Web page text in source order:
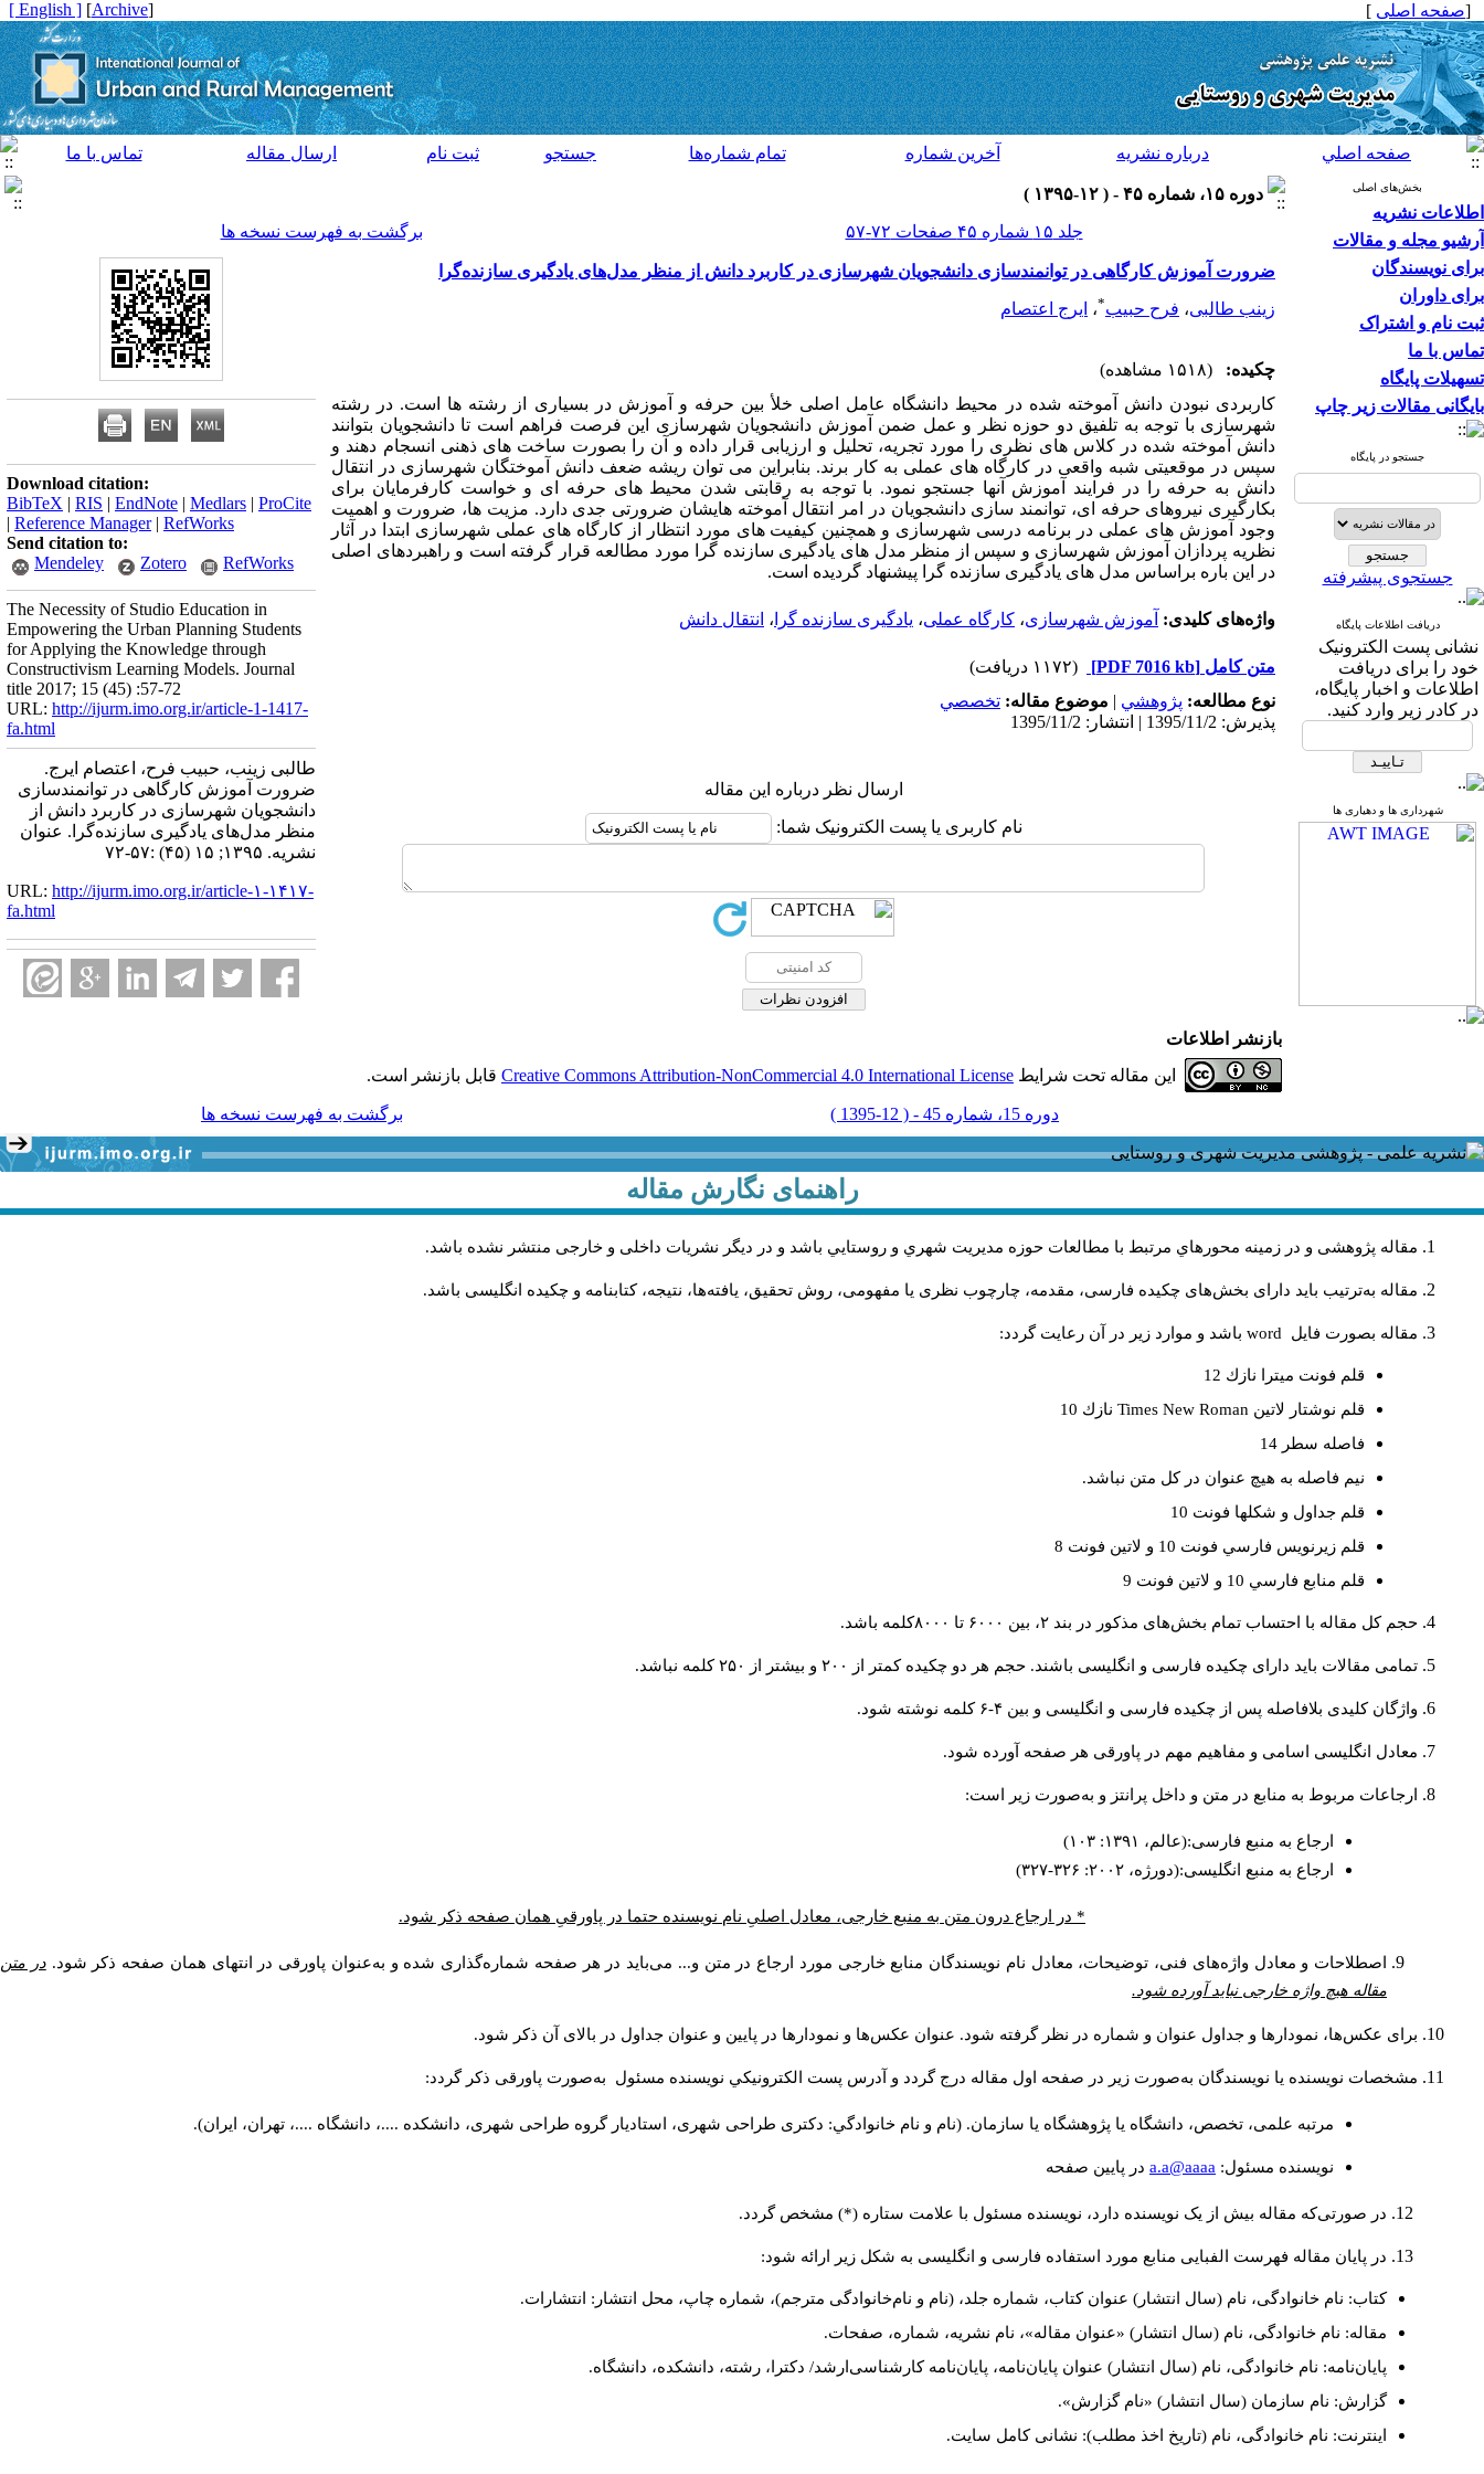
[صفحه اصلی ]
[
Archive
]
[ English ]
صفحه اصلي درباره نشريه آخرين شماره تمام شماره‌ها جستجو ثبت نام ارسال مقاله تماس با ما
بخش‌های اصلی
اطلاعات نشریه
آرشیو مجله و مقالات
برای نویسندگان
برای داوران
ثبت نام و اشتراک
تماس با ما
تسهیلات پایگاه
بایگانی مقالات زیر چاپ
جستجو در پایگاه
جستجوی پیشرفته
دریافت اطلاعات پایگاه
نشانی پست الکترونیک
خود را برای دریافت
اطلاعات و اخبار پایگاه،
در کادر زیر وارد کنید.
شهرداری ها و دهیاری ها
دوره ۱۵، شماره ۴۵ - ( ۱۲-۱۳۹۵ )
جلد ۱۵ شماره ۴۵ صفحات ۷۲-۵۷
برگشت به فهرست نسخه ها
ضرورت آموزش کارگاهی در توانمندسازی دانشجویان شهرسازی در کاربرد دانش از منظر مدل‌های یادگیری سازنده‌گرا
زینب طالبی، فرح حبیب*، ایرج اعتصام
چکیده:
(۱۵۱۸ مشاهده)
کاربردی نبودن دانش آموخته شده در محیط دانشگاه عامل اصلی خلأ بین حرفه و آموزش در بسیاری از رشته ها است. در رشته
شهرسازی با توجه به تلفیق دو حوزه نظر و عمل ضمن آموزش دانشجویان شهرسازی این فرصت فراهم است تا دانشجویان بتوانند
دانش آموخته شده در کلاس های نظری را مورد تجریه، تحلیل و ارزیابی قرار داده و آن را بصورت ساخت های ذهنی انسجام دهند و
سپس در موقعیتی شبه واقعی در کارگاه های عملی به کار برند. بنابراین می توان ریشه ضعف دانش آموختگان شهرسازی در انتقال
دانش به حرفه را در فرایند آموزش آنها جستجو نمود. با توجه به رقابتی شدن محیط های حرفه ای و خواست کارفرمایان برای
بکارگیری نیروهای حرفه ای، توانمند سازی دانشجویان در امر انتقال آموخته هایشان ضرورتی جدی دارد. مزیت ها، ضرورت و اهمیت
وجود آموزش های عملی در برنامه درسی شهرسازی و همچنین کیفیت های مورد انتظار از کارگاه های عملی شهرسازی ابتدا در آثار
نظریه پردازان آموزش شهرسازی و سپس از منظر مدل های یادگیری سازنده گرا مورد مطالعه قرار گرفته است و راهبردهای اصلی
در این باره براساس مدل های یادگیری سازنده گرا پیشنهاد گردیده است.
واژه‌های کلیدی: آموزش شهرسازی، کارگاه عملی، یادگیری سازنده گرا ، انتقال دانش
متن کامل [PDF 7016 kb]
(۱۱۷۲ دریافت)
نوع مطالعه: پژوهشي | موضوع مقاله: تخصصي
پذیرش: 1395/11/2 | انتشار: 1395/11/2
ارسال نظر درباره این مقاله
نام کاربری یا پست الکترونیک شما:
Download citation:
BibTeX | RIS | EndNote | Medlars | ProCite
| Reference Manager| RefWorks
Send citation to:
Mendeley
Zotero RefWorks
The Necessity of Studio Education in
Empowering the Urban Planning Students
for Applying the Knowledge through
Constructivism Learning Models. Journal
title 2017; 15 (45) :57-72
URL: http://ijurm.imo.org.ir/article-1-1417-
fa.html
طالبی زینب، حبیب فرح، اعتصام ایرج.
ضرورت آموزش کارگاهی در توانمندسازی
دانشجویان شهرسازی در کاربرد دانش از
منظر مدل‌های یادگیری سازنده‌گرا. عنوان
نشریه. ۱۳۹۵; ۱۵ (۴۵) :۵۷-۷۲
URL: http://ijurm.imo.org.ir/article-۱-۱۴۱۷-
fa.html
بازنشر اطلاعات
این مقاله تحت شرایط Creative Commons Attribution-NonCommercial 4.0 International License قابل بازنشر است.
دوره 15، شماره 45 - ( 12-1395 ) برگشت به فهرست نسخه ها
راهنمای نگارش مقاله
مقاله پژوهشی و در زمینه محورهاي مرتبط با مطالعات حوزه مديريت شهري و روستايي باشد و در دیگر نشریات داخلی و خارجی منتشر نشده باشد.
مقاله به‌ترتیب باید دارای بخش‌های چکیده فارسی، مقدمه، چارچوب نظری یا مفهومی، روش تحقیق، یافته‌ها، نتیجه، کتابنامه و چکیده انگلیسی باشد.
مقاله بصورت فايل word باشد و موارد زير در آن رعايت گردد:
قلم فونت ميترا نازك 12
قلم نوشتار لاتين Times New Roman نازك 10
فاصله سطر 14
نيم فاصله به هيچ عنوان در كل متن نباشد.
قلم جداول و شكلها فونت 10
قلم زيرنويس فارسي فونت 10 و لاتين فونت 8
قلم منابع فارسي 10 و لاتين فونت 9
حجم کل مقاله با احتساب تمام بخش‌های مذکور در بند ۲، بین ۶۰۰۰ تا ۸۰۰۰کلمه باشد.
تمامی مقالات باید دارای چکیده فارسی و انگلیسی باشند. حجم هر دو چکیده کمتر از ۲۰۰ و بیشتر از ۲۵۰ کلمه نباشد.
واژگان کلیدی بلافاصله پس از چکیده فارسی و انگلیسی و بین ۴-۶ کلمه نوشته شود.
معادل انگلیسی اسامی و مفاهیم مهم در پاورقی هر صفحه آورده شود.
ارجاعات مربوط به منابع در متن و داخل پرانتز و به‌صورت زیر است:
ارجاع به منبع فارسی:(عالم، ۱۳۹۱: ۱۰۳)
ارجاع به منبع انگلیسی:(دورژه، ۲۰۰۲: ۳۲۶-۳۲۷)
* در ارجاع درون متن به منبع خارجی، معادل اصلیِ نام نویسنده حتما در پاورقیِ همان صفحه ذکر شود.
اصطلاحات و معادل واژه‌های فنی، توضیحات، معادل نام نویسندگان منابع خارجی مورد ارجاع در متن و... می‌باید در هر صفحه شماره‌گذاری شده و به‌عنوان پاورقی در انتهای همان صفحه ذکر شود. در متن
مقاله هیچ واژه خارجی نباید آورده شود.
برای عکس‌ها، نمودارها و جداول عنوان و شماره در نظر گرفته شود. عنوان عکس‌ها و نمودارها در پایین و عنوان جداول در بالای آن ذکر شود.
مشخصات نویسنده یا نویسندگان به‌صورت زیر در صفحه اول مقاله درج گردد و آدرس پست الكترونيكي نويسنده مسئول به‌صورت پاورقی ذکر گردد:
مرتبه علمی، تخصص، دانشگاه یا پژوهشگاه یا سازمان. (نام و نام خانوادگي: دکتری طراحی شهری، استادیار گروه طراحی شهری، دانشکده ....، دانشگاه ....، تهران، ایران).
نويسنده مسئول: a.a@aaaa در پايين صفحه
در صورتی‌که مقاله بیش از یک نویسنده دارد، نویسنده مسئول با علامت ستاره (*) مشخص گردد.
در پایان مقاله فهرست الفبایی منابع مورد استفاده فارسی و انگلیسی به شکل زیر ارائه شود:
کتاب: نام خانوادگی، نام (سال انتشار) عنوان کتاب، شماره جلد، (نام و نام‌خانوادگی مترجم)، شماره چاپ، محل انتشار: انتشارات.
مقاله: نام خانوادگی، نام (سال انتشار) «عنوان مقاله»، نام نشریه، شماره، صفحات.
پایان‌نامه: نام خانوادگی، نام (سال انتشار) عنوان پایان‌نامه، پایان‌نامه کارشناسی‌ارشد/ دکترا، رشته، دانشکده، دانشگاه.
گزارش: نام سازمان (سال انتشار) «نام گزارش».
اینترنت: نام خانوادگی، نام (تاریخ اخذ مطلب): نشانی کامل سایت.